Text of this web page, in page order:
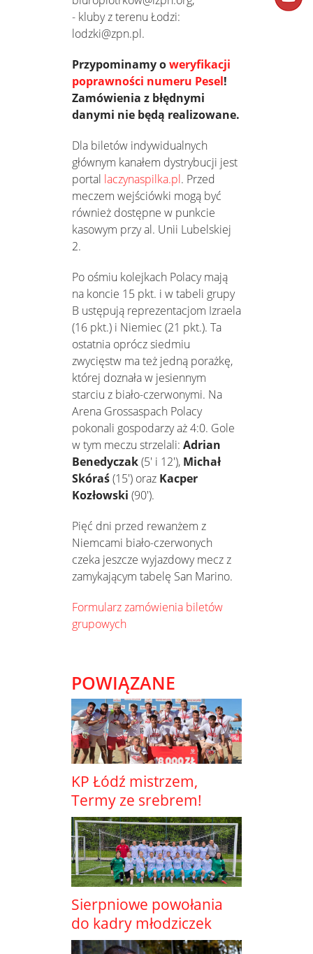
- kluby z terenu Łodzi:
lodzki@zpn.pl.
Przypominamy oweryfikacji
poprawności numeru Pesel!
Zamówienia z błędnymi
danymi nie będą realizowane.
Dla biletów indywidualnych
głównym kanałem dystrybucji jest
portal laczynaspilka.pl. Przed
meczem wejściówki mogą być
również dostępne w punkcie
kasowym przy al. Unii Lubelskiej
2.
Po ośmiu kolejkach Polacy mają
na koncie 15 pkt. i w tabeli grupy
B ustępują reprezentacjom Izraela
(16 pkt.) i Niemiec (21 pkt.). Ta
ostatnia oprócz siedmiu
zwycięstw ma też jedną porażkę,
której doznała w jesiennym
starciu z biało-czerwonymi. Na
Arena Grossaspach Polacy
pokonali gospodarzy aż 4:0. Gole
w tym meczu strzelali: Adrian
Benedyczak(5' i 12'), Michał
Skóraś(15') oraz Kacper
Kozłowski (90').
Pięć dni przed rewanżem z
Niemcami biało-czerwonych
czeka jeszcze wyjazdowy mecz z
zamykającym tabelę San Marino.
Formularz zamówienia biletów
grupowych
POWIĄZANE
KP Łódź mistrzem,
Termy ze srebrem!
Sierpniowe powołania
do kadry młodziczek